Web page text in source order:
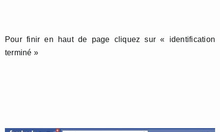
Pour finir en haut de page cliquez sur « identification
terminé »